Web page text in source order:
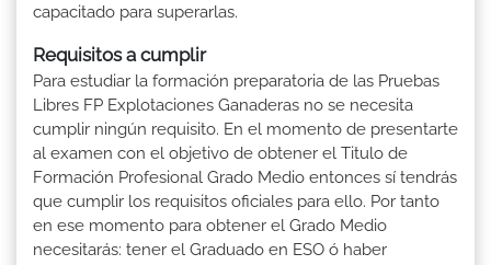
capacitado para superarlas.
Requisitos a cumplir
Para estudiar la formación preparatoria de las Pruebas
Libres FP Explotaciones Ganaderas no se necesita
cumplir ningún requisito. En el momento de presentarte
al examen con el objetivo de obtener el Titulo de
Formación Profesional Grado Medio entonces sí tendrás
que cumplir los requisitos oficiales para ello. Por tanto
en ese momento para obtener el Grado Medio
necesitarás: tener el Graduado en ESO ó haber